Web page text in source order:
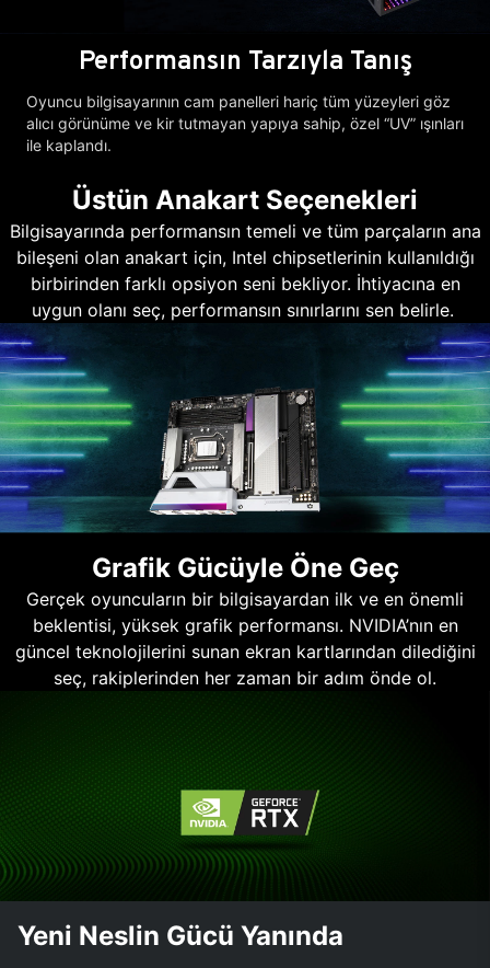
Performansın Tarzıyla Tanış
Oyuncu bilgisayarının cam panelleri hariç tüm yüzeyleri göz
alıcı görünüme ve kir tutmayan yapıya sahip, özel “UV” ışınları
ile kaplandı.
Üstün Anakart Seçenekleri
Bilgisayarında performansın temeli ve tüm parçaların ana
bileşeni olan anakart için, Intel chipsetlerinin kullanıldığı
birbirinden farklı opsiyon seni bekliyor. İhtiyacına en
uygun olanı seç, performansın sınırlarını sen belirle.
Grafik Gücüyle Öne Geç
Gerçek oyuncuların bir bilgisayardan ilk ve en önemli
beklentisi, yüksek grafik performansı. NVIDIA’nın en
güncel teknolojilerini sunan ekran kartlarından dilediğini
seç, rakiplerinden her zaman bir adım önde ol.
Yeni Neslin Gücü Yanında